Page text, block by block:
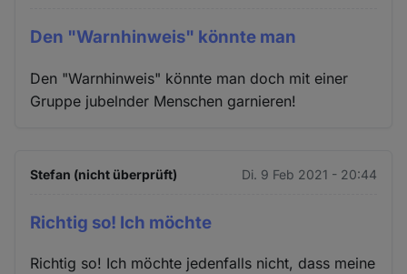
Den "Warnhinweis" könnte man
Den "Warnhinweis" könnte man doch mit einer
Gruppe jubelnder Menschen garnieren!
Stefan (nicht überprüft) Di. 9 Feb 2021 - 20:44
Richtig so! Ich möchte
Richtig so! Ich möchte jedenfalls nicht, dass meine